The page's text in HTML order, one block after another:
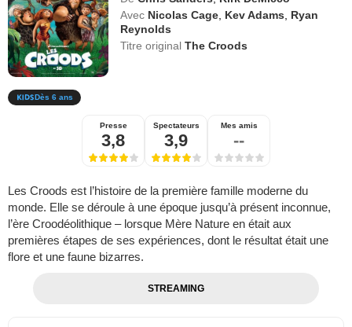
Avec Nicolas Cage Kev Adams
Ryan
Reynolds
Titre originalThe Croods
Dès 6 ans
Presse
3,8
Spectateurs
3,9
Mes amis
--
Les Croods est l’histoire de la première famille moderne du
monde. Elle se déroule à une époque jusqu’à présent inconnue,
l’ère Croodéolithique – lorsque Mère Nature en était aux
premières étapes de ses expériences, dont le résultat était une
flore et une faune bizarres.
STREAMING